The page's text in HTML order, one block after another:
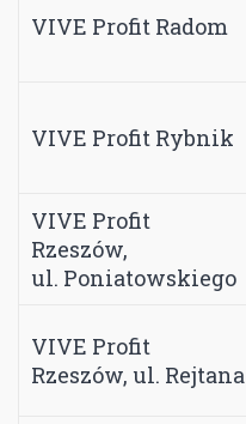
VIVE Profit Radom
VIVE Profit Rybnik
VIVE Profit
Rzeszów,
ul. Poniatowskiego
VIVE Profit
Rzeszów, ul. Rejtana